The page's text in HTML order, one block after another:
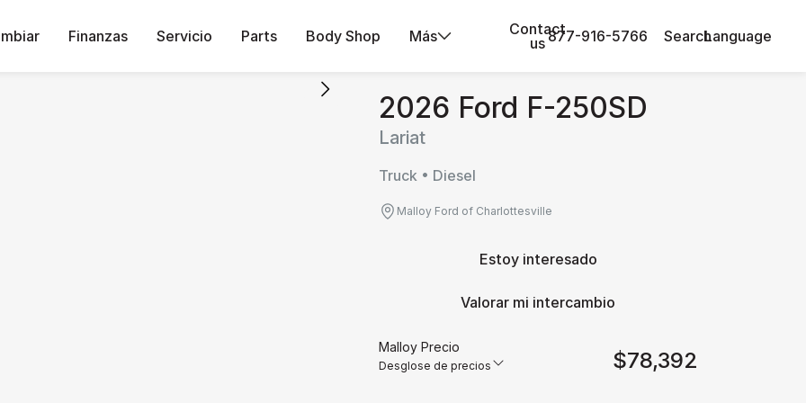
Finanzas Servicio Parts Body Shop Más
Contact
us877-916-5766 SearchLanguage
2026 Ford F-250SD
Lariat
Truck • Diesel
Malloy Ford of Charlottesville
Estoy interesado
Valorar mi intercambio
Malloy Precio
Desglose de precios $78,392